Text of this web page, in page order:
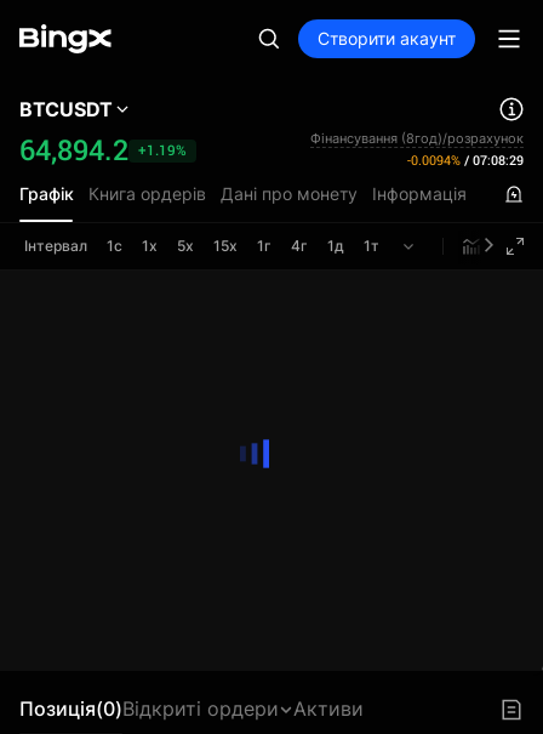
Створити акаунт
BTCUSDT
64,894.2 +1.19%
Фінансування (8год)/розрахунок
-0.0094% / 07:08:29
Графік Книга ордерів Дані про монету Інформація
Інтервал 1с 1х 5х 15х 1г 4г 1д 1т
Позиція(0)Відкриті ордери Активи